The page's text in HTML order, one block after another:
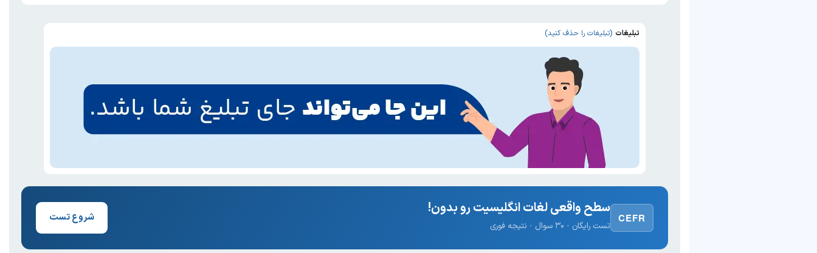
تبلیغات (تبلیغات را حذف کنید)
CEFR
سطح واقعی لغات انگلیسیت رو بدون!
تست رایگان · ۳۰ سوال · نتیجه فوری
شروع تست